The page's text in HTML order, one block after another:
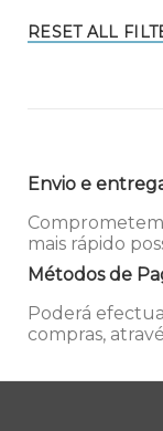
RESET ALL
Envio e
mais rápido
Métodos de
Poderá
compras,